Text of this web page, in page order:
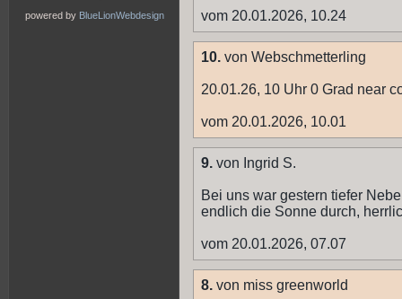
powered by BlueLionWebdesign vom 20.01.2026, 10.24
10. von Webschmetterling
20.01.26, 10 Uhr 0 Grad near
vom 20.01.2026, 10.01
9. von Ingrid S.
Bei uns war gestern tiefer
endlich die Sonne durch,
vom 20.01.2026, 07.07
8. von miss greenworld